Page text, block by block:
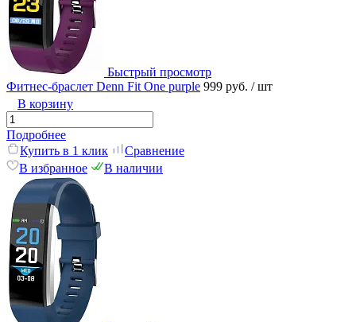
Быстрый просмотр
Фитнес-браслет Denn Fit One purple 999 руб. / шт
В корзину
Подробнее
Купить в 1 клик
Сравнение
В избранное
В наличии